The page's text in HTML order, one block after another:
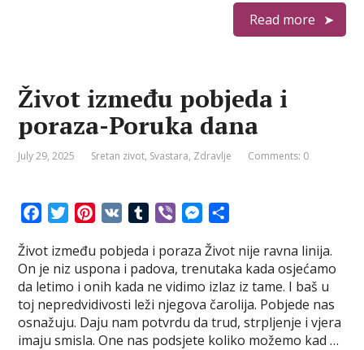
Read more
Život između pobjeda i
poraza-Poruka dana
July 29, 2025 Sretan zivot, Svastara, Zdravlje Comments: 0
c
e
b
o
o
T
i
t
t
e
r
n
t
e
r
e
m
b
l
r
b
e
r
M
s
s
e
n
g
a
r
e
Život između pobjeda i poraza Život nije ravna linija.
On je niz uspona i padova, trenutaka kada osjećamo
da letimo i onih kada ne vidimo izlaz iz tame. I baš u
toj nepredvidivosti leži njegova čarolija. Pobjede nas
osnažuju. Daju nam potvrdu da trud, strpljenje i vjera
imaju smisla. One nas podsjete koliko možemo kad …